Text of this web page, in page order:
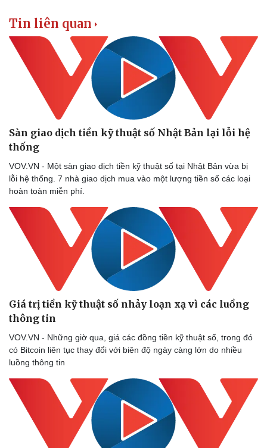
Thể thao
Bóng đá
Lịch thi đấu bóng đá
Thế giới thể thao
eSports
Hậu trường
Ô tô
Xe máy
Tin liên quan
Sàn giao dịch tiền kỹ thuật số Nhật Bản lại lỗi hệ
thống
VOV.VN - Một sàn giao dịch tiền kỹ thuật số tại Nhật Bản vừa bị
lỗi hệ thống. 7 nhà giao dịch mua vào một lượng tiền số các loại
hoàn toàn miễn phí.
Giá trị tiền kỹ thuật số nhảy loạn xạ vì các luồng
thông tin
VOV.VN - Những giờ qua, giá các đồng tiền kỹ thuật số, trong đó
có Bitcoin liên tục thay đổi với biên độ ngày càng lớn do nhiều
luồng thông tin